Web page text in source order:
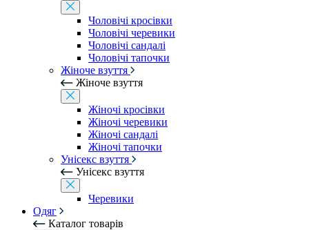
Чоловічі кросівки
Чоловічі черевики
Чоловічі сандалі
Чоловічі тапочки
Жіноче взуття
Жіноче взуття
Жіночі кросівки
Жіночі черевики
Жіночі сандалі
Жіночі тапочки
Унісекс взуття
Унісекс взуття
Черевики
Одяг
Каталог товарів